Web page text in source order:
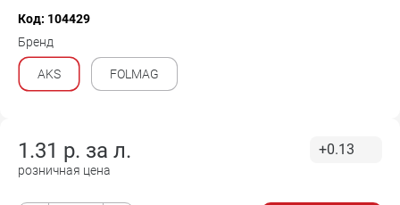
Код: 104429
Бренд
AKS FOLMAG
1.31 р. за л.
розничная цена
+0.13